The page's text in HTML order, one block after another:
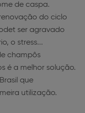
de caspa.
do ciclo
ser agravado
o stress...
champôs
é a melhor solução.
que
utilização.